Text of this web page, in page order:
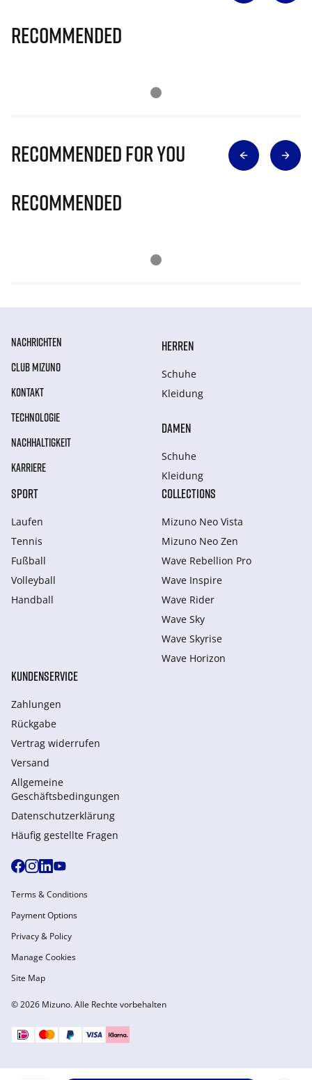
Recommended
Recommended for you
Recommended
NACHRICHTEN
CLUB MIZUNO
KONTAKT
TECHNOLOGIE
NACHHALTIGKEIT
KARRIERE
HERREN
Schuhe
Kleidung
DAMEN
Schuhe
Kleidung
SPORT
Laufen
Tennis
Fußball
Volleyball
Handball
COLLECTIONS
Mizuno Neo Vista
Mizuno Neo Zen
Wave Rebellion Pro
Wave Inspire
Wave Rider
Wave Sky
Wave Skyrise
Wave Horizon
KUNDENSERVICE
Zahlungen
Rückgabe
Vertrag widerrufen
Versand
Allgemeine
Geschäftsbedingungen
Datenschutzerklärung
Häufig gestellte Fragen
© 2026 Mizuno. Alle Rechte vorbehalten
Terms & Conditions
Payment Options
Privacy & Policy
Manage Cookies
Site Map